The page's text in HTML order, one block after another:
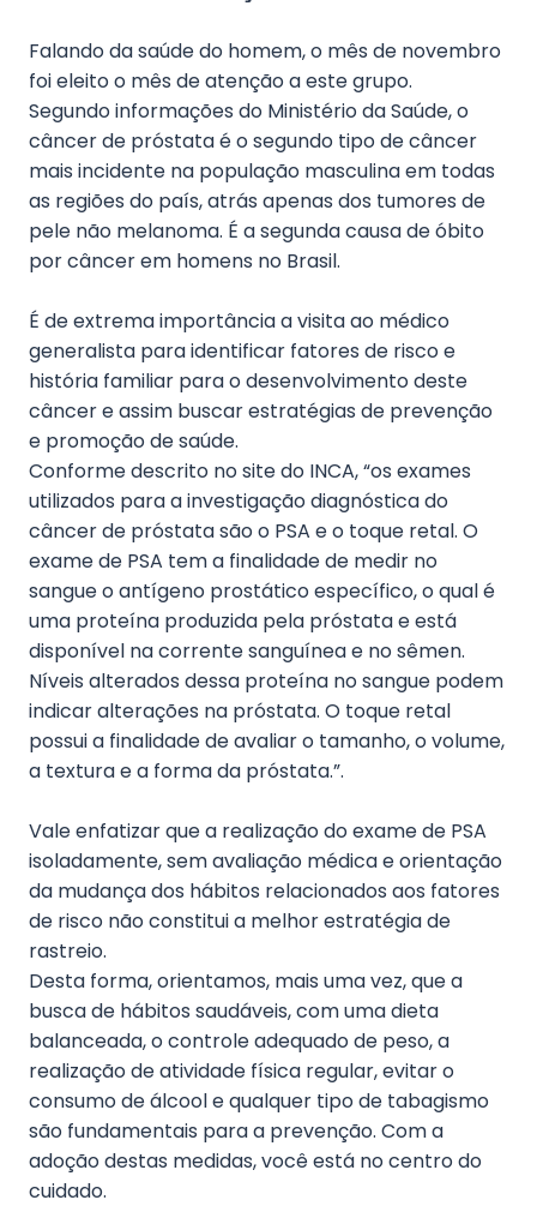
Falando da saúde do homem, o mês de novembro
foi eleito o mês de atenção a este grupo.
Segundo informações do Ministério da Saúde, o
câncer de próstata é o segundo tipo de câncer
mais incidente na população masculina em todas
as regiões do país, atrás apenas dos tumores de
pele não melanoma. É a segunda causa de óbito
por câncer em homens no Brasil.
É de extrema importância a visita ao médico
generalista para identificar fatores de risco e
história familiar para o desenvolvimento deste
câncer e assim buscar estratégias de prevenção
e promoção de saúde.
Conforme descrito no site do INCA, “os exames
utilizados para a investigação diagnóstica do
câncer de próstata são o PSA e o toque retal. O
exame de PSA tem a finalidade de medir no
sangue o antígeno prostático específico, o qual é
uma proteína produzida pela próstata e está
disponível na corrente sanguínea e no sêmen.
Níveis alterados dessa proteína no sangue podem
indicar alterações na próstata. O toque retal
possui a finalidade de avaliar o tamanho, o volume,
a textura e a forma da próstata.”.
Vale enfatizar que a realização do exame de PSA
isoladamente, sem avaliação médica e orientação
da mudança dos hábitos relacionados aos fatores
de risco não constitui a melhor estratégia de
rastreio.
Desta forma, orientamos, mais uma vez, que a
busca de hábitos saudáveis, com uma dieta
balanceada, o controle adequado de peso, a
realização de atividade física regular, evitar o
consumo de álcool e qualquer tipo de tabagismo
são fundamentais para a prevenção. Com a
adoção destas medidas, você está no centro do
cuidado.